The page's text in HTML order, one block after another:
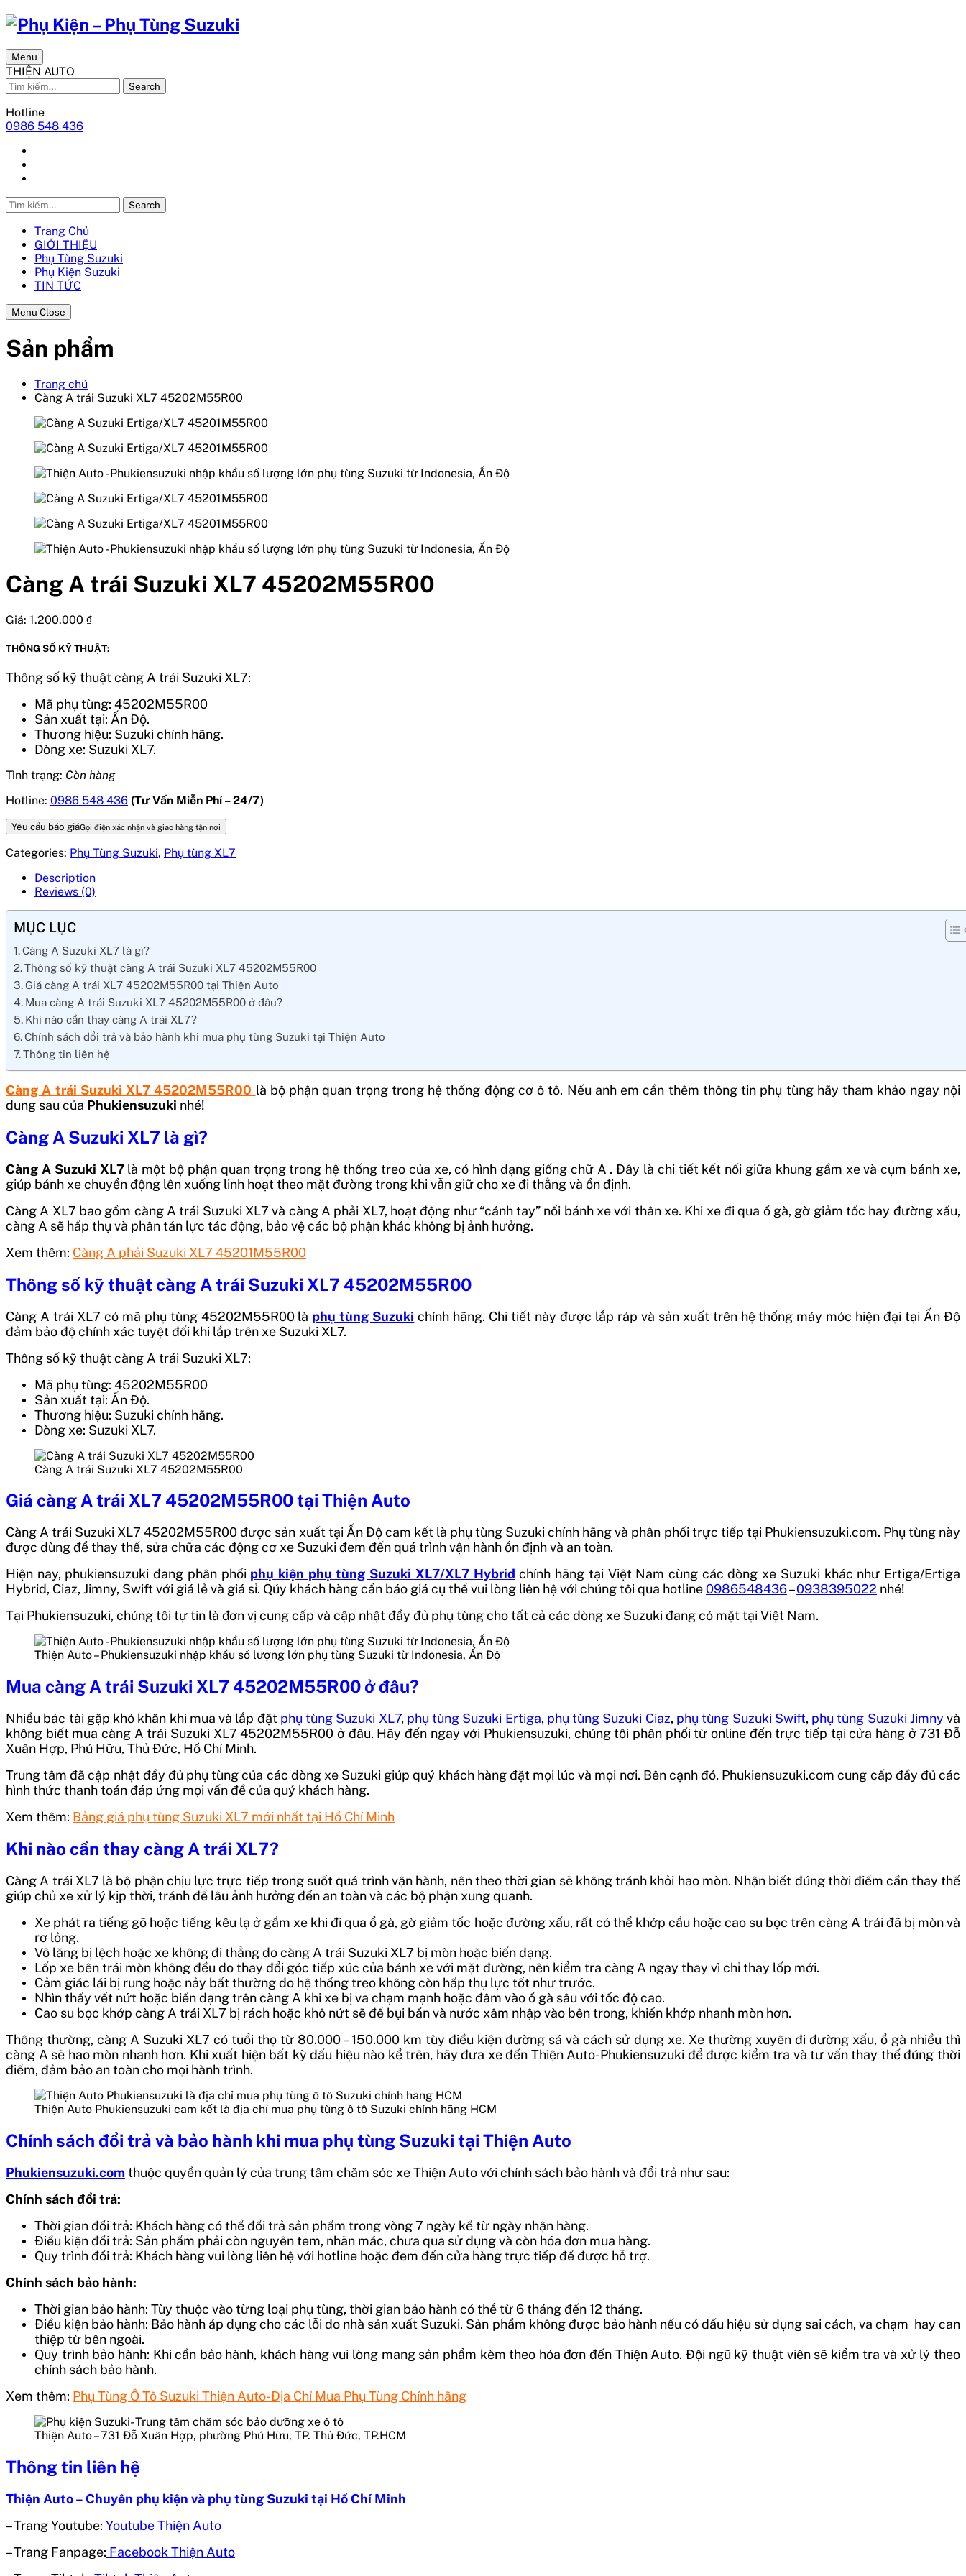
Menu
THIỆN AUTO
Search
Hotline
0986 548 436
Search
Trang Chủ
GIỚI THIỆU
Phụ Tùng Suzuki
Phụ Kiện Suzuki
TIN TỨC
Menu Close
Sản phẩm
Trang chủ
Càng A trái Suzuki XL7 45202M55R00
Càng A trái Suzuki XL7 45202M55R00
Giá: 1.200.000 ₫
THÔNG SỐ KỸ THUẬT:
Thông số kỹ thuật càng A trái Suzuki XL7:
Mã phụ tùng: 45202M55R00
Sản xuất tại: Ấn Độ.
Thương hiệu: Suzuki chính hãng.
Dòng xe: Suzuki XL7.
Tình trạng: Còn hàng
Hotline: 0986 548 436 (Tư Vấn Miễn Phí – 24/7)
Yêu cầu báo giáGọi điện xác nhận và giao hàng tận nơi
Categories: Phụ Tùng Suzuki, Phụ tùng XL7
Description
Reviews (0)
MỤC LỤC
Càng A Suzuki XL7 là gì?
Thông số kỹ thuật càng A trái Suzuki XL7 45202M55R00
Giá càng A trái XL7 45202M55R00 tại Thiện Auto
Mua càng A trái Suzuki XL7 45202M55R00 ở đâu?
Khi nào cần thay càng A trái XL7?
Chính sách đổi trả và bảo hành khi mua phụ tùng Suzuki tại Thiện Auto
Thông tin liên hệ
Càng A trái Suzuki XL7 45202M55R00 là bộ phận quan trọng trong hệ thống động cơ ô tô. Nếu anh em cần thêm thông tin phụ tùng hãy tham khảo ngay nội
dung sau của Phukiensuzuki nhé!
Càng A Suzuki XL7 là gì?
Càng A Suzuki XL7là một bộ phận quan trọng trong hệ thống treo của xe, có hình dạng giống chữ A . Đây là chi tiết kết nối giữa khung gầm xe và cụm bánh xe,
giúp bánh xe chuyển động lên xuống linh hoạt theo mặt đường trong khi vẫn giữ cho xe đi thẳng và ổn định.
Càng A XL7 bao gồm càng A trái Suzuki XL7 và càng A phải XL7, hoạt động như “cánh tay” nối bánh xe với thân xe. Khi xe đi qua ổ gà, gờ giảm tốc hay đường xấu,
càng A sẽ hấp thụ và phân tán lực tác động, bảo vệ các bộ phận khác không bị ảnh hưởng.
Xem thêm: Càng A phải Suzuki XL7 45201M55R00
Thông số kỹ thuật càng A trái Suzuki XL7 45202M55R00
Càng A trái XL7 có mã phụ tùng 45202M55R00 là phụ tùng Suzuki chính hãng. Chi tiết này được lắp ráp và sản xuất trên hệ thống máy móc hiện đại tại Ấn Độ
đảm bảo độ chính xác tuyệt đối khi lắp trên xe Suzuki XL7.
Thông số kỹ thuật càng A trái Suzuki XL7:
Mã phụ tùng: 45202M55R00
Sản xuất tại: Ấn Độ.
Thương hiệu: Suzuki chính hãng.
Dòng xe: Suzuki XL7.
Càng A trái Suzuki XL7 45202M55R00
Giá càng A trái XL7 45202M55R00tại Thiện Auto
Càng A trái Suzuki XL7 45202M55R00được sản xuất tại Ấn Độcam kết là phụ tùng Suzuki chính hãng và phân phối trực tiếp tại Phukiensuzuki.com. Phụ tùng này
được dùng để thay thế, sửa chữa các động cơ xe Suzuki đem đến quá trình vận hành ổn định và an toàn.
Hiện nay, phukiensuzuki đang phân phối phụ kiện phụ tùng Suzuki XL7/XL7 Hybrid chính hãng tại Việt Nam cùng các dòng xe Suzuki khác như Ertiga/Ertiga
Hybrid, Ciaz, Jimny, Swift với giá lẻ và giá sỉ. Qúy khách hàng cần báo giá cụ thể vui lòng liên hệ với chúng tôi qua hotline0986548436–0938395022 nhé!
Tại Phukiensuzuki, chúng tôi tự tin là đơn vị cung cấp và cập nhật đầy đủ phụ tùng cho tất cả các dòng xe Suzuki đang có mặt tại Việt Nam.
Thiện Auto – Phukiensuzuki nhập khẩu số lượng lớn phụ tùng Suzuki từ Indonesia, Ấn Độ
Mua càng A trái Suzuki XL7 45202M55R00 ở đâu?
Nhiều bác tài gặp khó khăn khi mua và lắp đặt phụ tùng Suzuki XL7, phụ tùng Suzuki Ertiga, phụ tùng Suzuki Ciaz, phụ tùng Suzuki Swift, phụ tùng Suzuki Jimny và
không biết mua càng A trái Suzuki XL7 45202M55R00 ở đâu. Hãy đến ngay với Phukiensuzuki, chúng tôi phân phối từ online đến trực tiếp tại cửa hàng ở 731 Đỗ
Xuân Hợp, Phú Hữu, Thủ Đức, Hồ Chí Minh.
Trung tâm đã cập nhật đầy đủ phụ tùng của các dòng xe Suzuki giúp quý khách hàng đặt mọi lúc và mọi nơi. Bên cạnh đó, Phukiensuzuki.com cung cấp đầy đủ các
hình thức thanh toán đáp ứng mọi vấn đề của quý khách hàng.
Xem thêm: Bảng giá phụ tùng Suzuki XL7 mới nhất tại Hồ Chí Minh
Khi nào cần thay càng A trái XL7?
Càng A trái XL7 là bộ phận chịu lực trực tiếp trong suốt quá trình vận hành, nên theo thời gian sẽ không tránh khỏi hao mòn. Nhận biết đúng thời điểm cần thay thế
giúp chủ xe xử lý kịp thời, tránh để lâu ảnh hưởng đến an toàn và các bộ phận xung quanh.
Xe phát ra tiếng gõ hoặc tiếng kêu lạ ở gầm xe khi đi qua ổ gà, gờ giảm tốc hoặc đường xấu, rất có thể khớp cầu hoặc cao su bọc trên càng A trái đã bị mòn và
rơ lỏng.
Vô lăng bị lệch hoặc xe không đi thẳng do càng A trái Suzuki XL7 bị mòn hoặc biến dạng.
Lốp xe bên trái mòn không đều do thay đổi góc tiếp xúc của bánh xe với mặt đường, nên kiểm tra càng A ngay thay vì chỉ thay lốp mới.
Cảm giác lái bị rung hoặc nảy bất thường do hệ thống treo không còn hấp thụ lực tốt như trước.
Nhìn thấy vết nứt hoặc biến dạng trên càng A khi xe bị va chạm mạnh hoặc đâm vào ổ gà sâu với tốc độ cao.
Cao su bọc khớp càng A trái XL7 bị rách hoặc khô nứt sẽ để bụi bẩn và nước xâm nhập vào bên trong, khiến khớp nhanh mòn hơn.
Thông thường, càng A Suzuki XL7 có tuổi thọ từ 80.000 – 150.000 km tùy điều kiện đường sá và cách sử dụng xe. Xe thường xuyên đi đường xấu, ổ gà nhiều thì
càng A sẽ hao mòn nhanh hơn. Khi xuất hiện bất kỳ dấu hiệu nào kể trên, hãy đưa xe đến Thiện Auto-Phukiensuzuki để được kiểm tra và tư vấn thay thế đúng thời
điểm, đảm bảo an toàn cho mọi hành trình.
Thiện Auto Phukiensuzuki cam kết là địa chỉ mua phụ tùng ô tô Suzuki chính hãng HCM
Chính sách đổi trả và bảo hành khi mua phụ tùng Suzuki tại Thiện Auto
Phukiensuzuki.comthuộc quyền quản lý của trung tâm chăm sóc xe Thiện Auto với chính sách bảo hành và đổi trả như sau:
Chính sách đổi trả:
Thời gian đổi trả: Khách hàng có thể đổi trả sản phẩm trong vòng 7 ngày kể từ ngày nhận hàng.
Điều kiện đổi trả: Sản phẩm phải còn nguyên tem, nhãn mác, chưa qua sử dụng và còn hóa đơn mua hàng.
Quy trình đổi trả: Khách hàng vui lòng liên hệ với hotline hoặc đem đến cửa hàng trực tiếp để được hỗ trợ.
Chính sách bảo hành:
Thời gian bảo hành: Tùy thuộc vào từng loại phụ tùng, thời gian bảo hành có thể từ 6 tháng đến 12 tháng.
Điều kiện bảo hành: Bảo hành áp dụng cho các lỗi do nhà sản xuất Suzuki. Sản phẩm không được bảo hành nếu có dấu hiệu sử dụng sai cách, va chạm hay can
thiệp từ bên ngoài.
Quy trình bảo hành: Khi cần bảo hành, khách hàng vui lòng mang sản phẩm kèm theo hóa đơn đến Thiện Auto. Đội ngũ kỹ thuật viên sẽ kiểm tra và xử lý theo
chính sách bảo hành.
Xem thêm: Phụ Tùng Ô Tô Suzuki Thiện Auto-Địa Chỉ Mua Phụ Tùng Chính hãng
Thiện Auto – 731 Đỗ Xuân Hợp, phường Phú Hữu, TP. Thủ Đức, TP.HCM
Thông tin liên hệ
Thiện Auto – Chuyên phụ kiện và phụ tùng Suzuki tại Hồ Chí Minh
– Trang Youtube: Youtube Thiện Auto
– Trang Fanpage: Facebook Thiện Auto